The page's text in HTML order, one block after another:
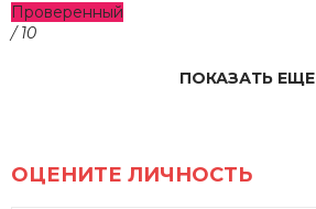
Проверенный
/ 10
ПОКАЗАТЬ ЕЩЕ
ОЦЕНИТЕ ЛИЧНОСТЬ